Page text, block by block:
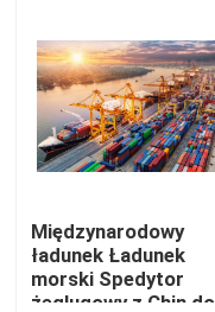
Produkty
Międzynarodowy
ładunek Ładunek
morski Spedytor
żeglugowy z Chin do